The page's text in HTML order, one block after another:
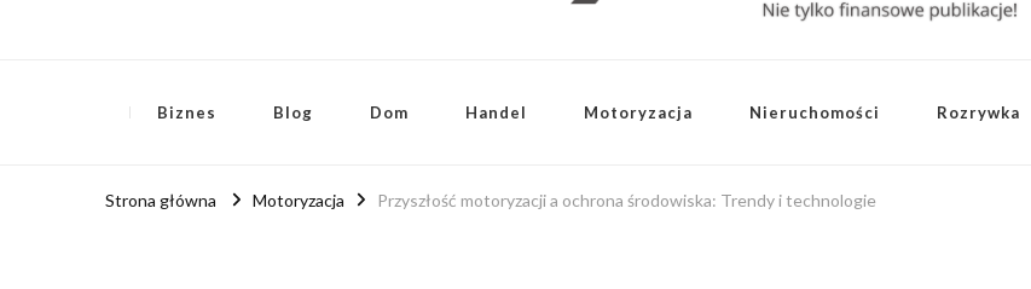
Biznes Blog Dom Handel Motoryzacja Nieruchomości Rozrywka
Strona główna Motoryzacja Przyszłość motoryzacji a ochrona środowiska: Trendy i technologie